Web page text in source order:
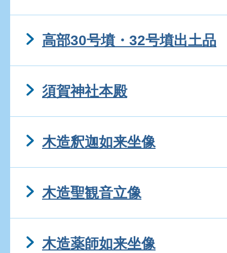
高部30号墳・32号墳出土品
須賀神社本殿
木造釈迦如来坐像
木造聖観音立像
木造薬師如来坐像